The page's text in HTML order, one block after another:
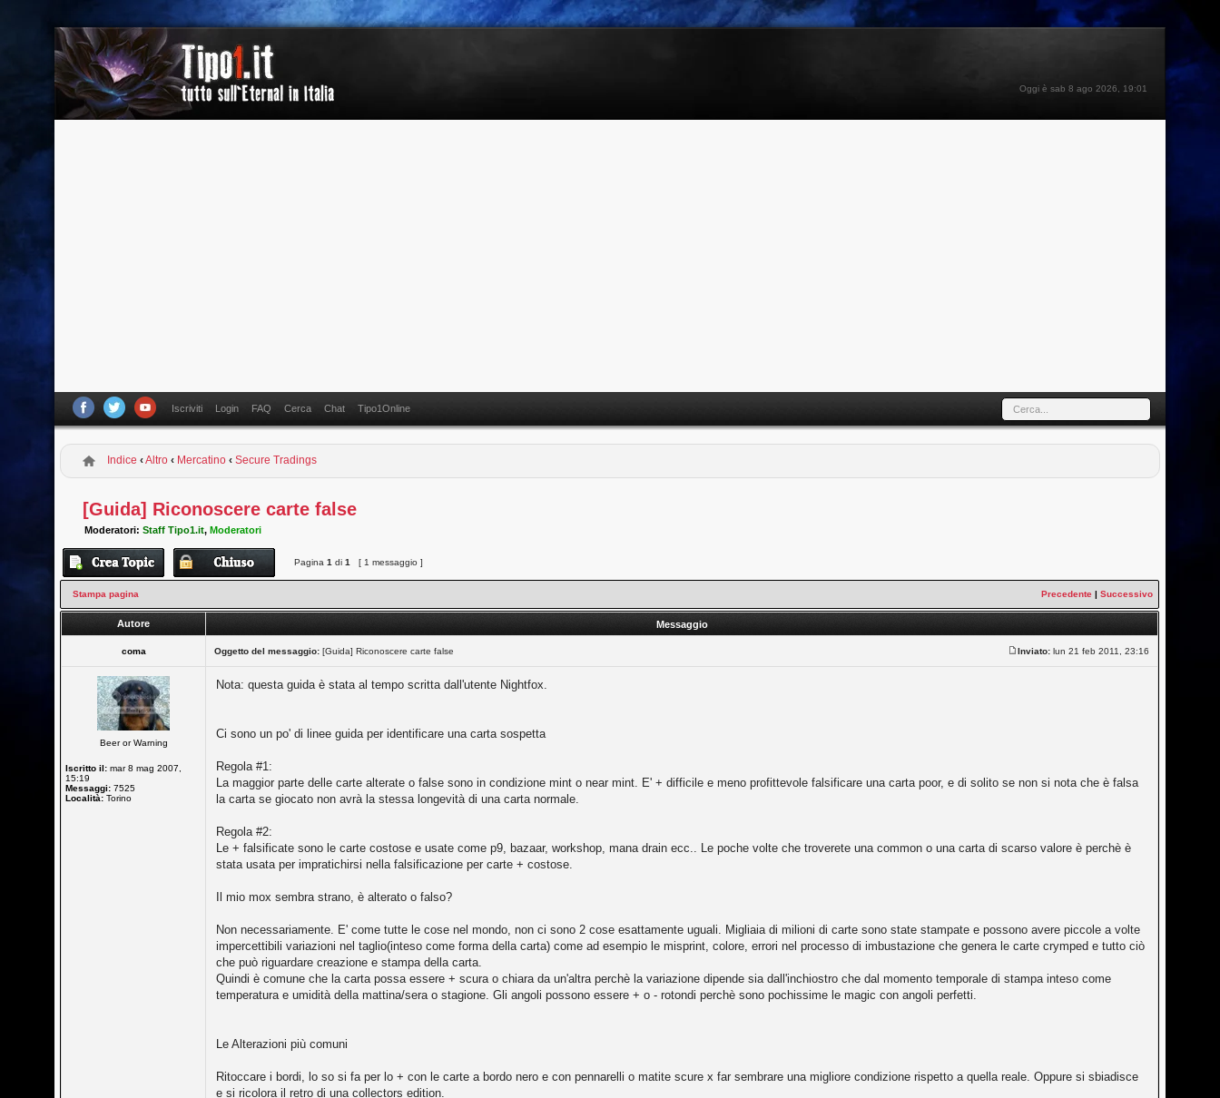
Oggi è sab 8 ago 2026, 19:01
Iscriviti Login FAQ Cerca Chat Tipo1Online
Indice ‹Altro ‹ Mercatino ‹ Secure Tradings
[Guida] Riconoscere carte false
Moderatori:Staff Tipo1.it,Moderatori
Pagina1 di1 [ 1 messaggio ]
Stampa pagina Precedente |Successivo
Autore Messaggio
coma Oggetto del messaggio: [Guida] Riconoscere carte false Inviato: lun 21 feb 2011, 23:16
Beer or Warning
Iscritto il: mar 8 mag 2007,
15:19
Messaggi: 7525
Località: Torino
Nota: questa guida è stata al tempo scritta dall'utente Nightfox.
Ci sono un po' di linee guida per identificare una carta sospetta
Regola #1:
La maggior parte delle carte alterate o false sono in condizione mint o near mint. E' + difficile e meno profittevole falsificare una carta poor, e di solito se non si nota che è falsa
la carta se giocato non avrà la stessa longevità di una carta normale.
Regola #2:
Le + falsificate sono le carte costose e usate come p9, bazaar, workshop, mana drain ecc.. Le poche volte che troverete una common o una carta di scarso valore è perchè è
stata usata per impratichirsi nella falsificazione per carte + costose.
Il mio mox sembra strano, è alterato o falso?
Non necessariamente. E' come tutte le cose nel mondo, non ci sono 2 cose esattamente uguali. Migliaia di milioni di carte sono state stampate e possono avere piccole a volte
impercettibili variazioni nel taglio(inteso come forma della carta) come ad esempio le misprint, colore, errori nel processo di imbustazione che genera le carte crymped e tutto ciò
che può riguardare creazione e stampa della carta.
Quindi è comune che la carta possa essere + scura o chiara da un'altra perchè la variazione dipende sia dall'inchiostro che dal momento temporale di stampa inteso come
temperatura e umidità della mattina/sera o stagione. Gli angoli possono essere + o - rotondi perchè sono pochissime le magic con angoli perfetti.
Le Alterazioni più comuni
Ritoccare i bordi, lo so si fa per lo + con le carte a bordo nero e con pennarelli o matite scure x far sembrare una migliore condizione rispetto a quella reale. Oppure si sbiadisce
e si ricolora il retro di una collectors edition.